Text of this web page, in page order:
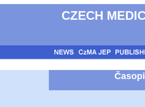
CZECH